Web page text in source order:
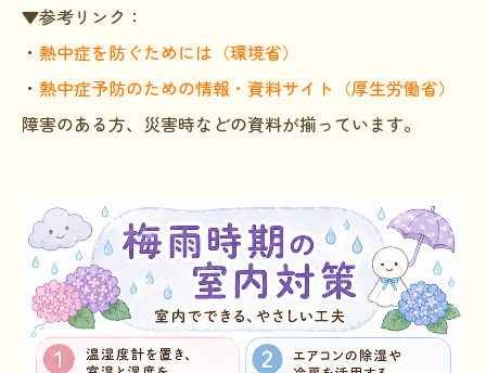
▼参考リンク：
・ 熱中症を防ぐためには（環境省）
・ 熱中症予防のための情報・資料サイト（厚生労働省）
障害のある方、災害時などの資料が揃っています。